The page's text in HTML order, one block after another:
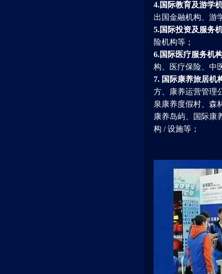
4.国际教育及游学
出国金融机构、游
5.国际投资及服务
险机构等；
6.国际医疗服务机
构、医疗保险、中
7. 国际康养旅居机
方、康养运营管理
泉康养度假村、森
康养岛屿、国际康
构 / 设施等；